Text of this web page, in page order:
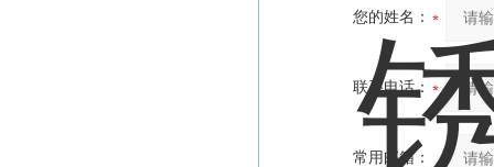
您的姓名：
联系电话：
常用邮箱：